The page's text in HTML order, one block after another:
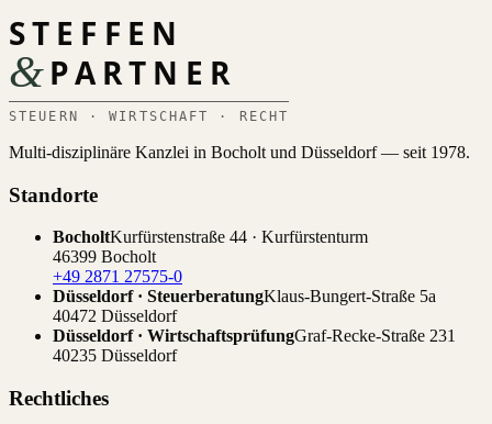
STEFFEN
&PARTNER
STEUERN · WIRTSCHAFT · RECHT
Multi-disziplinäre Kanzlei in Bocholt und Düsseldorf — seit 1978.
Standorte
BocholtKurfürstenstraße 44 · Kurfürstenturm
46399 Bocholt
+49 2871 27575-0
Düsseldorf · SteuerberatungKlaus-Bungert-Straße 5a
40472 Düsseldorf
Düsseldorf · WirtschaftsprüfungGraf-Recke-Straße 231
40235 Düsseldorf
Rechtliches